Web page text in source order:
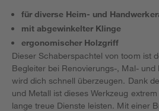
für diverse Heim- und
mit abgewinkelter Klinge
ergonomischer Holzgriff
Dieser Schaberspachtel von toom ist
Begleiter bei Renovierungs-, Mal- und
wird dich schnell überzeugen. Dank
und Metall ist dieses Werkzeug
lange treue Dienste leisten. Mit einer